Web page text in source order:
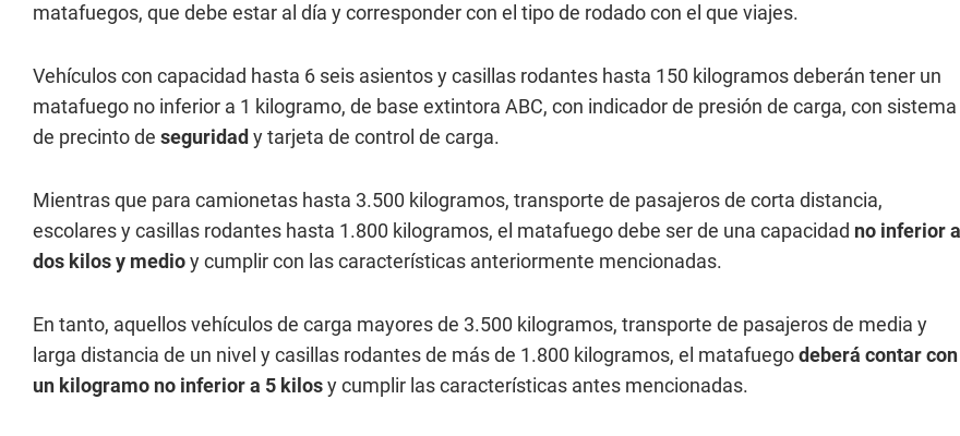
matafuegos, que debe estar al día y corresponder con el tipo de rodado con el que viajes.
Vehículos con capacidad hasta 6 seis asientos y casillas rodantes hasta 150 kilogramos deberán tener un
matafuego no inferior a 1 kilogramo, de base extintora ABC, con indicador de presión de carga, con sistema
de precinto de seguridad y tarjeta de control de carga.
Mientras que para camionetas hasta 3.500 kilogramos, transporte de pasajeros de corta distancia,
escolares y casillas rodantes hasta 1.800 kilogramos, el matafuego debe ser de una capacidad no inferior a
dos kilos y medioy cumplir con las características anteriormente mencionadas.
En tanto, aquellos vehículos de carga mayores de 3.500 kilogramos, transporte de pasajeros de media y
larga distancia de un nivel y casillas rodantes de más de 1.800 kilogramos, el matafuegodeberá contar con
un kilogramo no inferior a 5 kilosy cumplir las características antes mencionadas.